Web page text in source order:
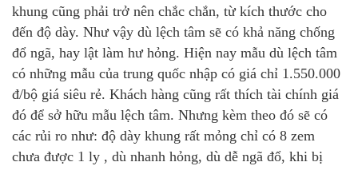
khung cũng phải trở nên chắc chắn, từ kích thước cho
đến độ dày. Như vậy dù lệch tâm sẽ có khả năng chống
đổ ngã, hay lật làm hư hỏng. Hiện nay mẫu dù lệch tâm
có những mẫu của trung quốc nhập có giá chỉ 1.550.000
đ/bộ giá siêu rẻ. Khách hàng cũng rất thích tài chính giá
đó để sở hữu mẫu lệch tâm. Nhưng kèm theo đó sẽ có
các rủi ro như: độ dày khung rất mỏng chỉ có 8 zem
chưa được 1 ly , dù nhanh hỏng, dù dễ ngã đổ, khi bị